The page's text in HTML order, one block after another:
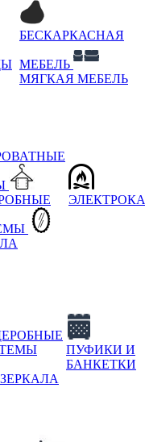
БЕСКАРКАСНАЯ
МЕБЕЛЬ
МЯГКАЯ МЕБЕЛЬ
ЗЕРКАЛА
ПУФИКИ И
БАНКЕТКИ